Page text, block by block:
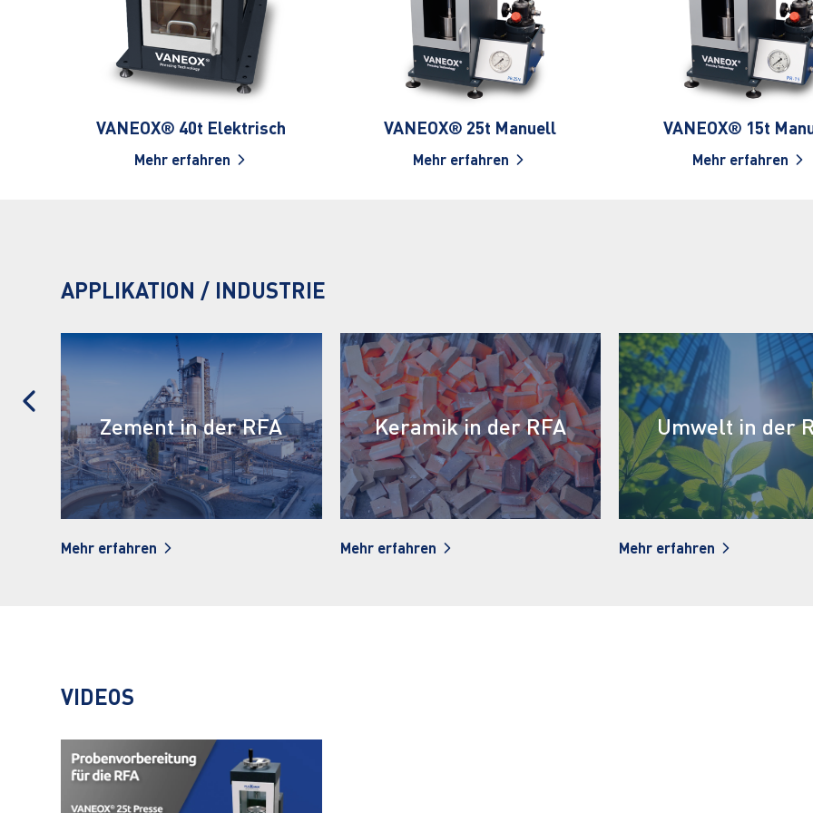
VANEOX® 40t Elektrisch
Mehr erfahren
VANEOX® 25t Manuell
Mehr erfahren
VANEOX® 15t
Mehr erfahren
APPLIKATION / INDUSTRIE
Keramik in der RFA
Mehr erfahren
Umwelt in der RFA
Mehr erfahren
(Tier-) Nahrung
RFA
Mehr erfahren
VIDEOS